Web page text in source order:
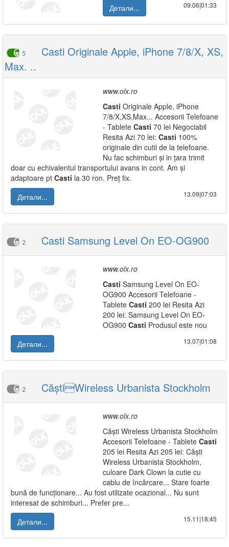
Детали...
09.06|01:33
5
Casti Originale Apple, iPhone 7/8/X, XS,
Max. ..
www.olx.ro
Casti Originale Apple, iPhone
7/8/X,XS,Max... Accesorii Telefoane
- Tablete Casti 70 lei Negociabil
Resita Azi 70 lei: Casti 100%
originale din cutii de la telefoane.
Nu fac schimburi și in țara trimit
doar cu echivalentul transportului avans in cont. Am și
adaptoare pt Casti la 30 ron. Preț fix.
Детали...
13.09|07:03
2 Casti Samsung Level On EO-OG900
www.olx.ro
Casti Samsung Level On EO-
OG900 Accesorii Telefoane -
Tablete Casti 200 lei Resita Azi
200 lei: Samsung Level On EO-
OG900 Casti Produsul este nou
Детали...
13.07|01:08
2 CăștiWireless Urbanista Stockholm
www.olx.ro
Căști Wireless Urbanista Stockholm
Accesorii Telefoane - Tablete Casti
205 lei Resita Azi 205 lei: Căști
Wireless Urbanista Stockholm,
culoare Dark Clown la cutie cu
cablu de încărcare... Stare foarte
bună de funcționare... Au fost utilizate ocazional... Nu sunt
interesat de schimburi... Prefer pre...
Детали...
15.11|18:45